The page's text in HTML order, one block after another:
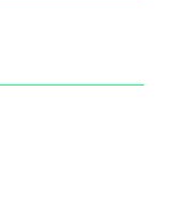
- parte